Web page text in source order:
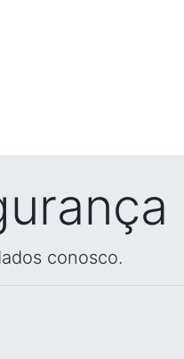
conosco.